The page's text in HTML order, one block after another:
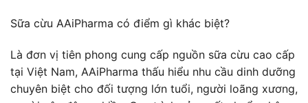
Sữa cừu AAiPharma có điểm gì khác biệt?
Là đơn vị tiên phong cung cấp nguồn sữa cừu cao cấp
tại Việt Nam, AAiPharma thấu hiểu nhu cầu dinh dưỡng
chuyên biệt cho đối tượng lớn tuổi, người loãng xương,